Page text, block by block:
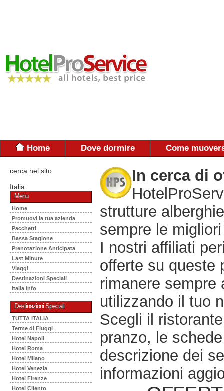
Home Dove dormire Come
cerca nel sito
Italia
Menu
Home
Promuovi la tua azienda
Pacchetti
Bassa Stagione
Prenotazione Anticipata
Last Minute
Viaggi
Destinazioni Speciali
Italia Info
Destinazioni Speciali
TUTTA ITALIA
Terme di Fiuggi
Hotel Napoli
Hotel Roma
Hotel Milano
Hotel Venezia
Hotel Firenze
Hotel Cilento
In cerca di
strutture
sempre le
I nostri affiliati
offerte su queste
rimanere sempre
utilizzando il tuo
Scegli il
pranzo, le
descrizione dei
informazioni